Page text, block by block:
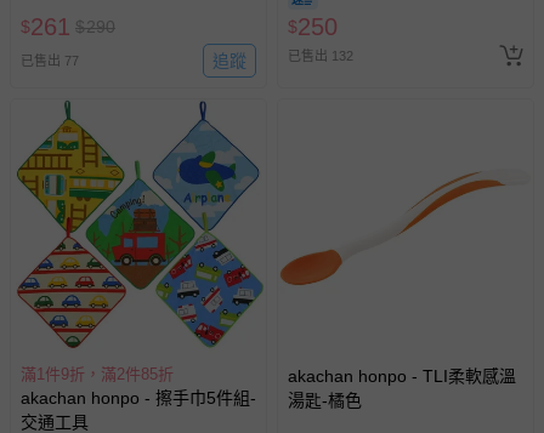
$261 $290
已售出 77 追蹤
$250
已售出 132
滿1件9折，滿2件85折
akachan honpo - 擦手巾5件組-
交通工具
akachan honpo - TLI柔軟感溫
湯匙-橘色